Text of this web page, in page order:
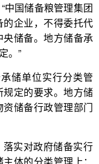
中国储备粮管理集团
企业，不得委托代
储备。地方储备承
。”
储单位实行分类管
定的要求。地方储
储备行政管理部门
实对政府储备实行